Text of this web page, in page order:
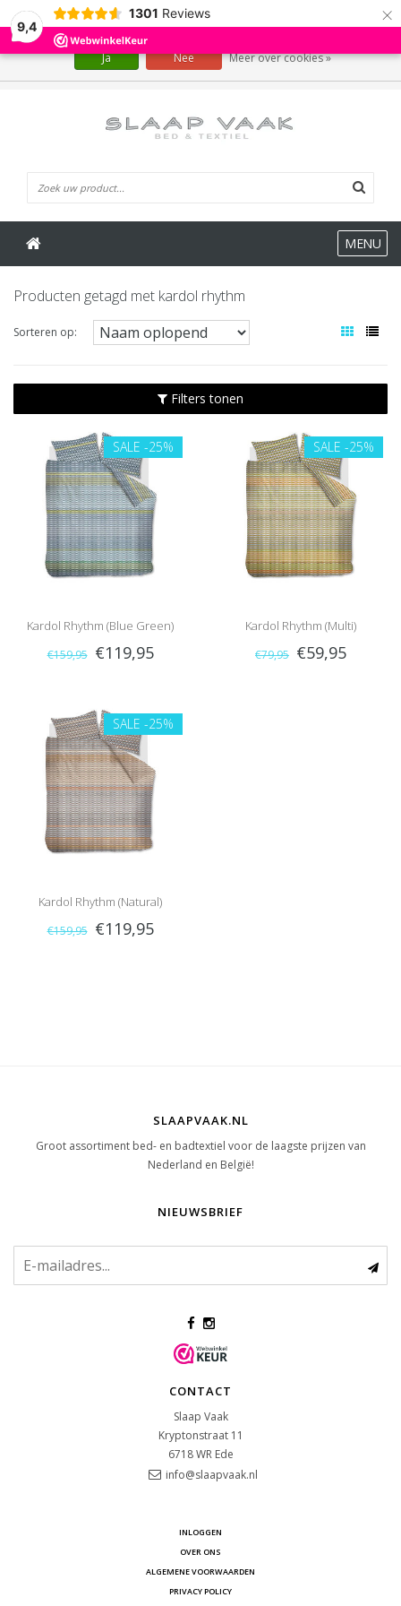
9,4
1301 Reviews ×
MENU
Producten getagd met kardol rhythm
Sorteren op:
Filters tonen
SALE -25%
Kardol Rhythm (Blue Green)
€159,95 €119,95
SALE -25%
Kardol Rhythm (Multi)
€79,95 €59,95
SALE -25%
Kardol Rhythm (Natural)
€159,95 €119,95
SLAAPVAAK.NL
Groot assortiment bed- en badtextiel voor de laagste prijzen van
Nederland en België!
NIEUWSBRIEF
CONTACT
Slaap Vaak
Kryptonstraat 11
6718 WR Ede
info@slaapvaak.nl
INLOGGEN
OVER ONS
ALGEMENE VOORWAARDEN
PRIVACY POLICY
Wij slaan cookies op om onze website te verbeteren. Is dat akkoord?
Ja Nee Meer over cookies »